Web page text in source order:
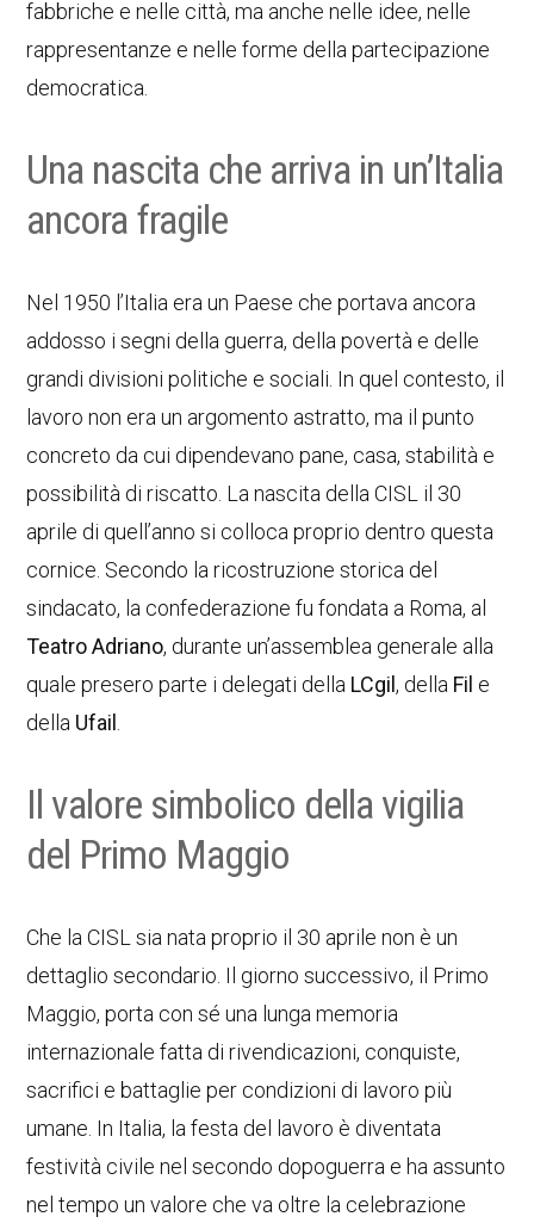
fabbriche e nelle città, ma anche nelle idee, nelle
rappresentanze e nelle forme della partecipazione
democratica.
Una nascita che arriva in un’Italia
ancora fragile
Nel 1950 l’Italia era un Paese che portava ancora
addosso i segni della guerra, della povertà e delle
grandi divisioni politiche e sociali. In quel contesto, il
lavoro non era un argomento astratto, ma il punto
concreto da cui dipendevano pane, casa, stabilità e
possibilità di riscatto. La nascita della CISL il 30
aprile di quell’anno si colloca proprio dentro questa
cornice. Secondo la ricostruzione storica del
sindacato, la confederazione fu fondata a Roma, al
Teatro Adriano, durante un’assemblea generale alla
quale presero parte i delegati della LCgil, della Fil e
della Ufail
Il valore simbolico della vigilia
del Primo Maggio
Che la CISL sia nata proprio il 30 aprile non è un
dettaglio secondario. Il giorno successivo, il Primo
Maggio, porta con sé una lunga memoria
internazionale fatta di rivendicazioni, conquiste,
sacrifici e battaglie per condizioni di lavoro più
umane. In Italia, la festa del lavoro è diventata
festività civile nel secondo dopoguerra e ha assunto
nel tempo un valore che va oltre la celebrazione